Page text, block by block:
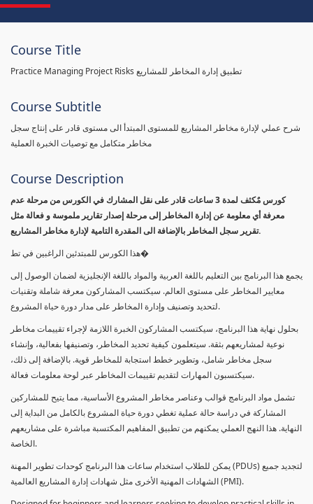
Course Title
Practice Managing Project Risks تطبيق إدارة المخاطر للمشاريع
Course Subtitle
شرح عملي لإدارة مخاطر المشاريع للمستوى المبتدأ الى مستوى قادر على إنتاج سجل
مخاطر متكامل مع توصيات الخبرة العملية
Course Description
كورس مٌكثف لمدة 3 ساعات قادر على نقل المشارك في الكورس من مرحلة عدم
معرفة أي معلومة عن إدارة المخاطر إلى مرحلة إصدار تقارير ملموسة و فعالة مثل
تقرير سجل المخاطر بالإضافة الى المقدرة التامية لإدارة مخاطر المشاريع.
هذا الكورس للمبتدئين الراغبين في تط�
يجمع هذا البرنامج بين التعليم باللغة العربية والمواد باللغة الإنجليزية لضمان الوصول إلى
معايير المخاطر على مستوى العالم. سيكتسب المشاركون معرفة شاملة وتقنيات
لتحديد وتصنيف وإدارة المخاطر على مدار دورة حياة المشروع.
بحلول نهاية هذا البرنامج، سيكتسب المشاركون الخبرة اللازمة لإجراء تقييمات مخاطر
نوعية لمشاريعهم بثقة. سيتعلمون كيفية تحديد المخاطر، وتصنيفها بفعالية، وإنشاء
سجل مخاطر شامل، وتطوير خطط استجابة للمخاطر قوية. بالإضافة إلى ذلك،
سيكتسبون المهارات لتقديم تقييمات المخاطر عبر لوحة معلومات فعالة.
تشمل مواد البرنامج قوالب وعناصر مخاطر المشروع الأساسية، مما يتيح للمشاركين
المشاركة في دراسة حالة عملية تغطي دورة حياة المشروع بالكامل من البداية إلى
النهاية. هذا النهج العملي يمكنهم من تطبيق المفاهيم المكتسبة مباشرة على مشاريعهم
الخاصة.
يمكن للطلاب استخدام ساعات هذا البرنامج كوحدات تطوير المهنة (PDUs) لتجديد جميع
الشهادات المهنية الأخرى مثل شهادات إدارة المشاريع العالمية (PMI).